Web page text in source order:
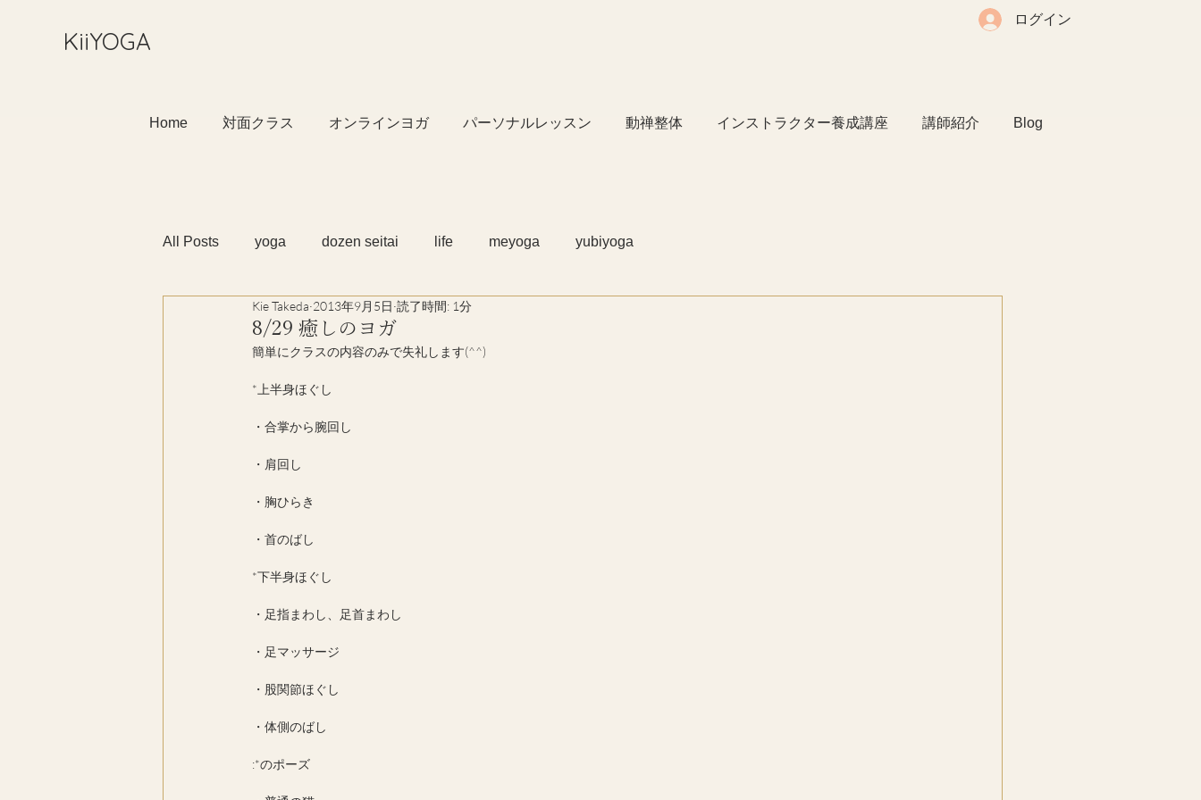
​KiiYOGA
ログイン
Home 対面クラス オンラインヨガ パーソナルレッスン 動禅整体 インストラクター養成講座 講師紹介 Blog
All Posts yoga dozen seitai life meyoga yubiyoga
8/29 癒しのヨガ
Kie Takeda 2013年9月5日 読了時間: 1分
簡単にクラスの内容のみで失礼します(^^)
*上半身ほぐし
・合掌から腕回し
・肩回し
・胸ひらき
・首のばし
*下半身ほぐし
・足指まわし、足首まわし
・足マッサージ
・股関節ほぐし
・体側のばし
:*のポーズ